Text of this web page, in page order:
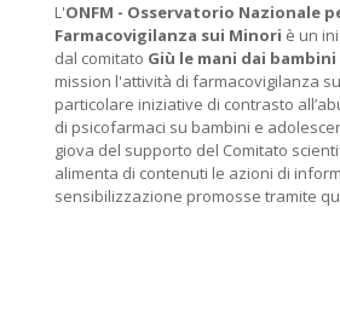
L'ONFM - Osservatorio Nazionale
Farmacovigilanza sui Minori è un
dal comitato Giù le mani dai bambini
mission l'attività di farmacovigilanza
particolare iniziative di contrasto
di psicofarmaci su bambini e
giova del supporto del Comitato
alimenta di contenuti le azioni di
sensibilizzazione promosse tramite